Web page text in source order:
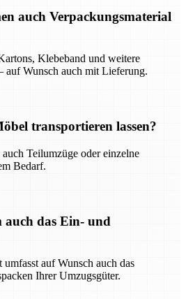
auch Verpackungsmaterial
Klebeband und weitere
auf Wunsch auch mit Lieferung.
transportieren lassen?
Teilumzüge oder einzelne
Bedarf.
das Ein- und
auf Wunsch auch das
Ihrer Umzugsgüter.